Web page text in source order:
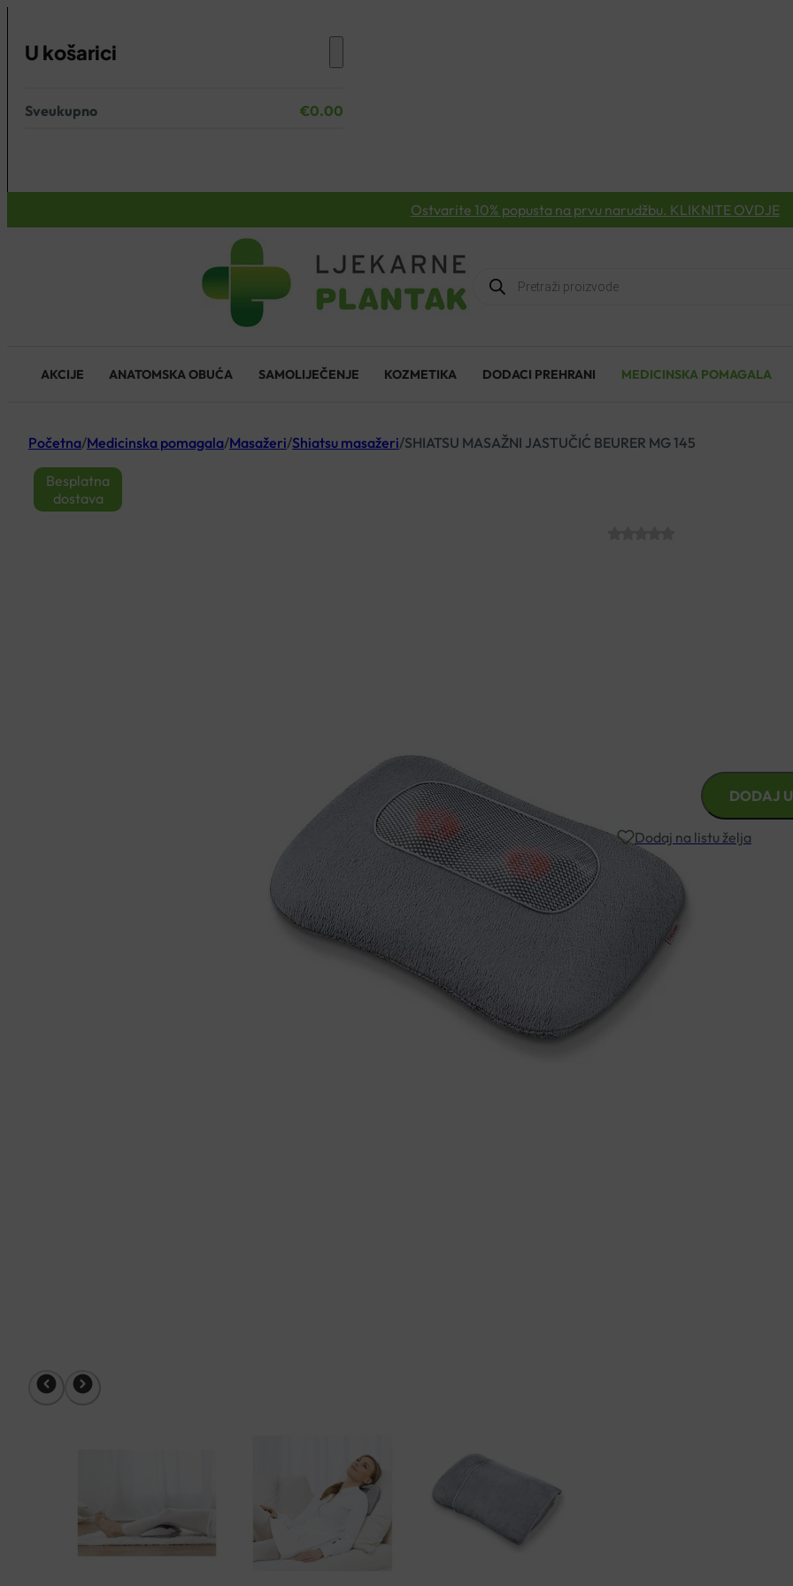
U košarici
Nema proizvoda u košarici.
Sveukupno €0.00
Ostvarite 10% popusta na prvu narudžbu. KLIKNITE OVDJE
Products
search
AKCIJE ANATOMSKA OBUĆA SAMOLIJEČENJE KOZMETIKA DODACI PREHRANI MEDICINSKA POMAGALA
Početna/Medicinska pomagala/Masažeri/Shiatsu masažeri/SHIATSU MASAŽNI JASTUČIĆ BEURER MG 145
Besplatna
dostava
JASTUČIĆ
BEURER
MG
145
količina
DODAJ
Dodaj na listu želja
Besplatna dostava za narudžbe